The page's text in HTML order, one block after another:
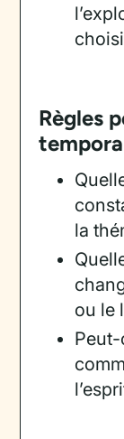
Règles
la
ou le